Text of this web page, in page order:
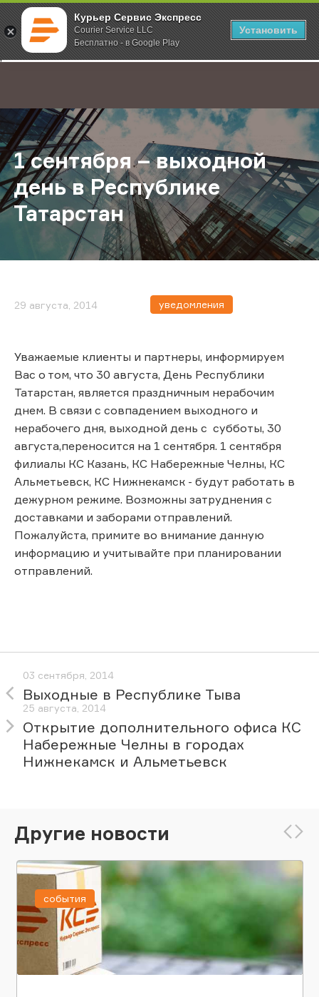
Курьер Сервис Экспресс
Courier Service LLC
Бесплатно - в Google Play
Установить
;
Главная О компании Новости 1 сентября – выходной день в
1 сентября – выходной
день в Республике
Татарстан
29 августа, 2014 уведомления
Уважаемые клиенты и партнеры, информируем
Вас о том, что 30 августа, День Республики
Татарстан, является праздничным нерабочим
днем. В связи с совпадением выходного и
нерабочего дня, выходной день с субботы, 30
августа,переносится на 1 сентября. 1 сентября
филиалы КС Казань, КС Набережные Челны, КС
Альметьевск, КС Нижнекамск - будут работать в
дежурном режиме. Возможны затруднения с
доставками и заборами отправлений.
Пожалуйста, примите во внимание данную
информацию и учитывайте при планировании
отправлений.
03 сентября, 2014
Выходные в Республике Тыва
25 августа, 2014
Открытие дополнительного офиса КС
Набережные Челны в городах
Нижнекамск и Альметьевск
Другие новости
события